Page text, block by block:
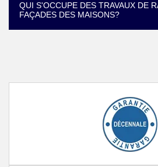
QUI S'OCCUPE DES TRAVAUX DE
FAÇADES DES MAISONS?